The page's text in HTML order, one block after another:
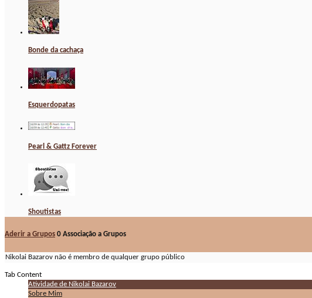
Bonde da cachaça
Esquerdopatas
Pearl & Gattz Forever
Shoutistas
Aderir a Grupos 0 Associação a Grupos
Nikolai Bazarov não é membro de qualquer grupo público
Tab Content
Atividade de Nikolai Bazarov
Sobre Mim